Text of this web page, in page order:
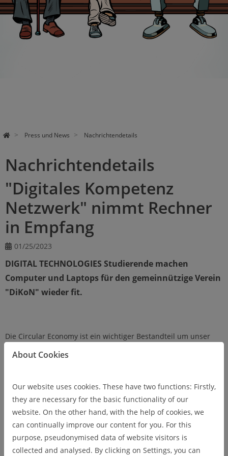
Press und News Nachrichtendetails
Nachrichtendetails
"Digitales Kompetenz
Netzwerk" nimmt Rechner
in Empfang
01/25/2023
DIGITAL TECHNOLOGIES Studierende machen
Computer und Laptops für den gemeinnützige Verein
"DiKoN" wieder fit.
Die Circular Economy ist ein wichtiger Bestandteil um unser
durch den Verein DiKoN wieder fit gemacht.
Begonnen hat die Idee im Herbst 2021 beim Caritasverband
der Diözese Hildesheim. Nachdem die Speicher der dort
aussortierten Geräte von der Elektrocycling GmbH fachgerecht
entsorgt wurden, hat ein Team aus unseren DigiTec
About Cookies
Our website uses cookies. These have two functions: Firstly,
they are necessary for the basic functionality of our
website. On the other hand, with the help of cookies, we
can continually improve our content for you. For this
purpose, pseudonymised data of website visitors is
collected and analysed. By clicking on Settings, you can